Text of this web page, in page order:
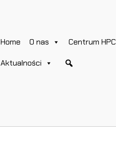
Home O nas Centrum HPC
Aktualności